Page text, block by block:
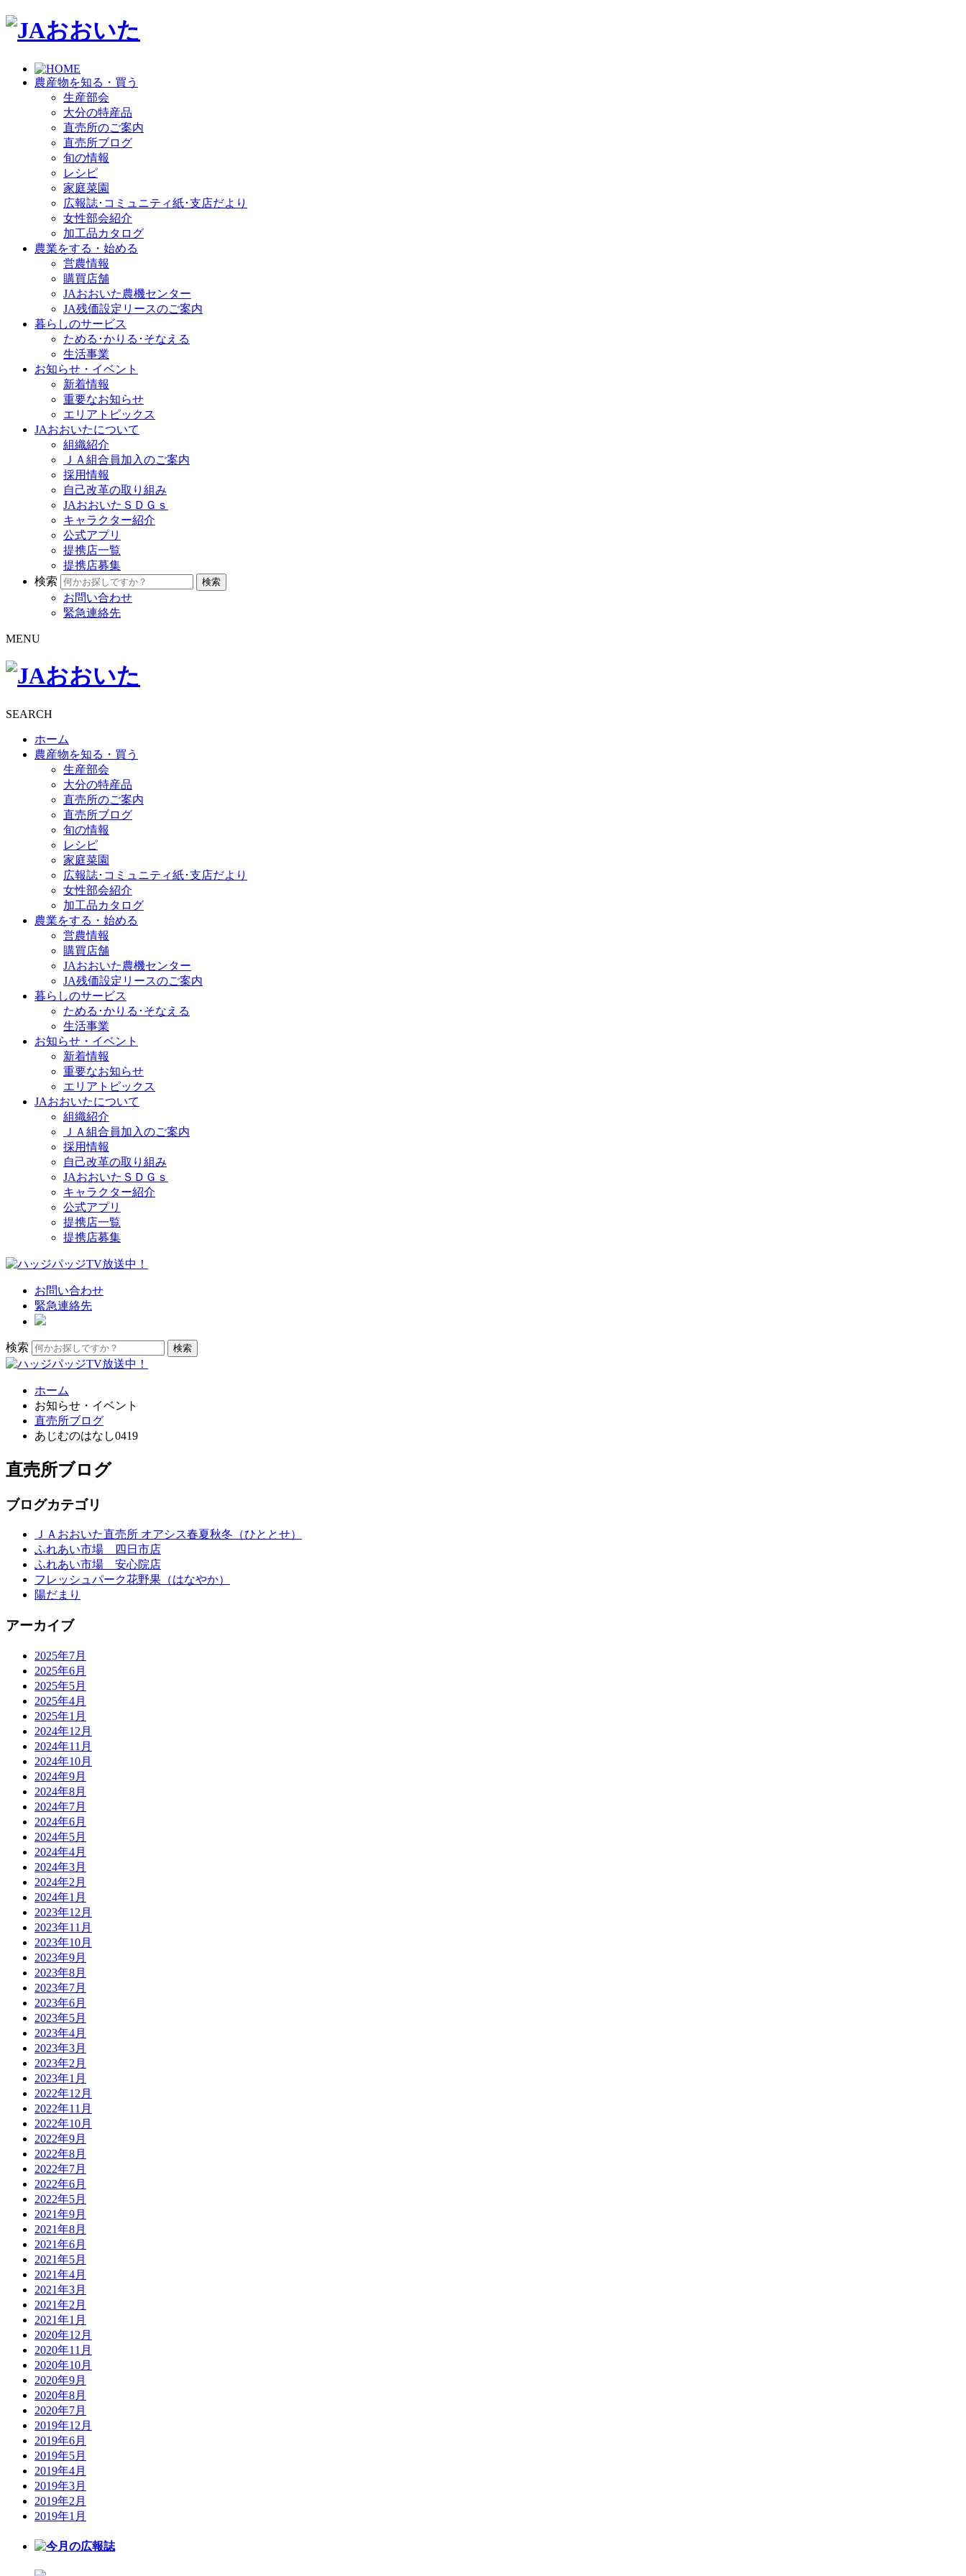
農産物を知る・買う
生産部会
大分の特産品
直売所のご案内
直売所ブログ
旬の情報
レシピ
家庭菜園
広報誌･コミュニティ紙･支店だより
女性部会紹介
加工品カタログ
農業をする・始める
営農情報
購買店舗
JAおおいた農機センター
JA残価設定リースのご案内
暮らしのサービス
ためる･かりる･そなえる
生活事業
お知らせ・イベント
新着情報
重要なお知らせ
エリアトピックス
JAおおいたについて
組織紹介
ＪＡ組合員加入のご案内
採用情報
自己改革の取り組み
JAおおいたＳＤＧｓ
キャラクター紹介
公式アプリ
提携店一覧
提携店募集
検索
お問い合わせ
緊急連絡先
MENU
SEARCH
ホーム
農産物を知る・買う
生産部会
大分の特産品
直売所のご案内
直売所ブログ
旬の情報
レシピ
家庭菜園
広報誌･コミュニティ紙･支店だより
女性部会紹介
加工品カタログ
農業をする・始める
営農情報
購買店舗
JAおおいた農機センター
JA残価設定リースのご案内
暮らしのサービス
ためる･かりる･そなえる
生活事業
お知らせ・イベント
新着情報
重要なお知らせ
エリアトピックス
JAおおいたについて
組織紹介
ＪＡ組合員加入のご案内
採用情報
自己改革の取り組み
JAおおいたＳＤＧｓ
キャラクター紹介
公式アプリ
提携店一覧
提携店募集
お問い合わせ
緊急連絡先
検索
ホーム
お知らせ・イベント
直売所ブログ
あじむのはなし0419
直売所ブログ
ブログカテゴリ
ＪＡおおいた直売所 オアシス春夏秋冬（ひととせ）
ふれあい市場 四日市店
ふれあい市場 安心院店
フレッシュパーク花野果（はなやか）
陽だまり
アーカイブ
2025年7月
2025年6月
2025年5月
2025年4月
2025年1月
2024年12月
2024年11月
2024年10月
2024年9月
2024年8月
2024年7月
2024年6月
2024年5月
2024年4月
2024年3月
2024年2月
2024年1月
2023年12月
2023年11月
2023年10月
2023年9月
2023年8月
2023年7月
2023年6月
2023年5月
2023年4月
2023年3月
2023年2月
2023年1月
2022年12月
2022年11月
2022年10月
2022年9月
2022年8月
2022年7月
2022年6月
2022年5月
2021年9月
2021年8月
2021年6月
2021年5月
2021年4月
2021年3月
2021年2月
2021年1月
2020年12月
2020年11月
2020年10月
2020年9月
2020年8月
2020年7月
2019年12月
2019年6月
2019年5月
2019年4月
2019年3月
2019年2月
2019年1月